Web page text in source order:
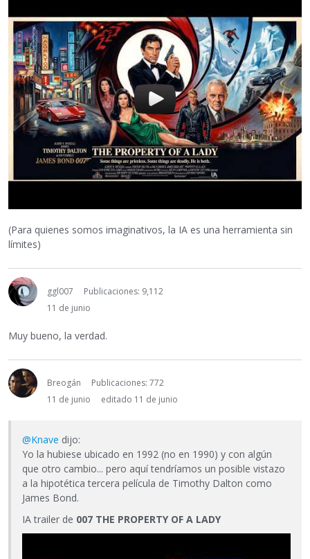
(Para quienes somos imaginativos, la IA es una herramienta sin
límites)
ggl007
Publicaciones: 9,112
11 de junio
Muy bueno, la verdad.
Breogán
Publicaciones: 772
11 de junio
editado 11 de junio
@Knave dijo:
Yo la hubiese ubicado en 1992 (no en 1990) y con algún
que otro cambio... pero aquí tendríamos un posible vistazo
a la hipotética tercera película de Timothy Dalton como
James Bond.
IA trailer de 007 THE PROPERTY OF A LADY